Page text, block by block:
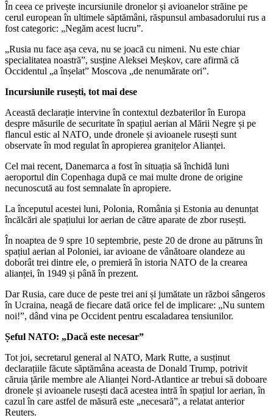
În ceea ce privește incursiunile dronelor și avioanelor străine pe
cerul european în ultimele săptămâni, răspunsul ambasadorului rus a
fost categoric: „Negăm acest lucru”.
„Rusia nu face așa ceva, nu se joacă cu nimeni. Nu este chiar
specialitatea noastră”, susține Aleksei Meșkov, care afirmă că
Occidentul „a înșelat” Moscova „de nenumărate ori”.
Incursiunile rusești, tot mai dese
Această declarație intervine în contextul dezbaterilor în Europa
despre măsurile de securitate în spațiul aerian al Mării Negre și pe
flancul estic al NATO, unde dronele și avioanele rusești sunt
observate în mod regulat în apropierea granițelor Alianței.
Cel mai recent, Danemarca a fost în situația să închidă luni
aeroportul din Copenhaga după ce mai multe drone de origine
necunoscută au fost semnalate în apropiere.
La începutul acestei luni, Polonia, România și Estonia au denunțat
încălcări ale spațiului lor aerian de către aparate de zbor rusești.
În noaptea de 9 spre 10 septembrie, peste 20 de drone au pătruns în
spațiul aerian al Poloniei, iar avioane de vânătoare olandeze au
doborât trei dintre ele, o premieră în istoria NATO de la crearea
alianței, în 1949 și până în prezent.
Dar Rusia, care duce de peste trei ani și jumătate un război sângeros
în Ucraina, neagă de fiecare dată orice fel de implicare: „Nu suntem
noi!”, dând vina pe Occident pentru escaladarea tensiunilor.
Șeful NATO: „Dacă este necesar”
Tot joi, secretarul general al NATO, Mark Rutte, a susținut
declarațiile făcute săptămâna aceasta de Donald Trump, potrivit
căruia țările membre ale Alianței Nord-Atlantice ar trebui să doboare
dronele și avioanele rusești dacă acestea intră în spațiul lor aerian, în
cazul în care astfel de măsură este „necesară”, a relatat anterior
Reuters.